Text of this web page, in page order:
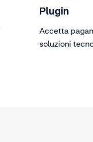
Plugin
Accetta
soluzioni